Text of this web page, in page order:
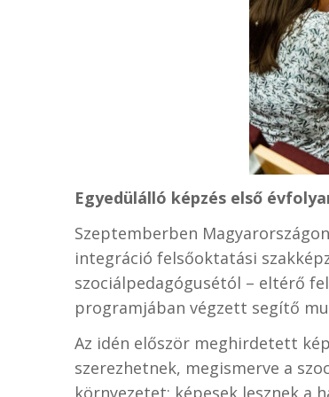
Egyedülálló képzés első
Szeptemberben
integráció felsőoktatási
szociálpedagógusétól – eltérő
programjában végzett segítő
Az idén először meghirdetett
szerezhetnek, megismerve a